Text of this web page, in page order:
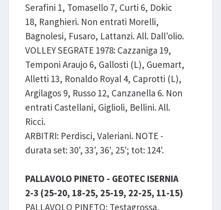
Serafini 1, Tomasello 7, Curti 6, Dokic
18, Ranghieri. Non entrati Morelli,
Bagnolesi, Fusaro, Lattanzi. All. Dall'olio.
VOLLEY SEGRATE 1978: Cazzaniga 19,
Temponi Araujo 6, Gallosti (L), Guemart,
Alletti 13, Ronaldo Royal 4, Caprotti (L),
Argilagos 9, Russo 12, Canzanella 6. Non
entrati Castellani, Giglioli, Bellini. All.
Ricci.
ARBITRI: Perdisci, Valeriani. NOTE -
durata set: 30', 33', 36', 25'; tot: 124'.
PALLAVOLO PINETO - GEOTEC ISERNIA
2-3 (25-20, 18-25, 25-19, 22-25, 11-15)
PALLAVOLO PINETO: Testagrossa,